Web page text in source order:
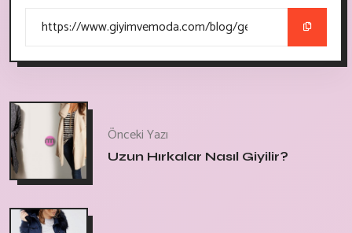
Önceki Yazı
Uzun Hırkalar Nasıl Giyilir?